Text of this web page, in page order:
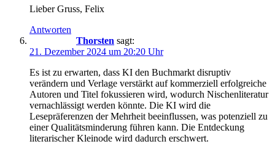
Lieber Gruss, Felix
Antworten
Thorsten sagt:
21. Dezember 2024 um 20:20 Uhr
Es ist zu erwarten, dass KI den Buchmarkt disruptiv
verändern und Verlage verstärkt auf kommerziell erfolgreiche
Autoren und Titel fokussieren wird, wodurch Nischenliteratur
vernachlässigt werden könnte. Die KI wird die
Lesepräferenzen der Mehrheit beeinflussen, was potenziell zu
einer Qualitätsminderung führen kann. Die Entdeckung
literarischer Kleinode wird dadurch erschwert.